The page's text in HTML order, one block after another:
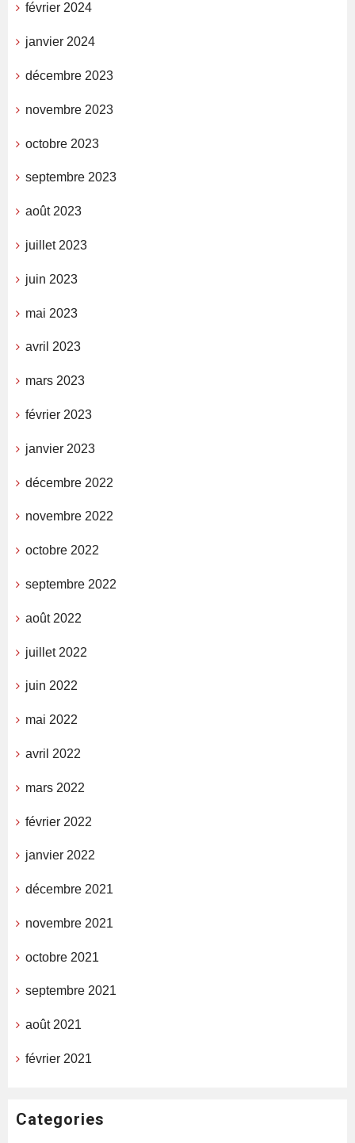
février 2024
janvier 2024
décembre 2023
novembre 2023
octobre 2023
septembre 2023
août 2023
juillet 2023
juin 2023
mai 2023
avril 2023
mars 2023
février 2023
janvier 2023
décembre 2022
novembre 2022
octobre 2022
septembre 2022
août 2022
juillet 2022
juin 2022
mai 2022
avril 2022
mars 2022
février 2022
janvier 2022
décembre 2021
novembre 2021
octobre 2021
septembre 2021
août 2021
février 2021
Categories